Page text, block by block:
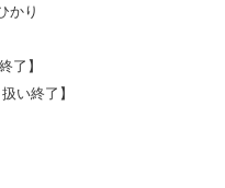
かり
了】
い終了】